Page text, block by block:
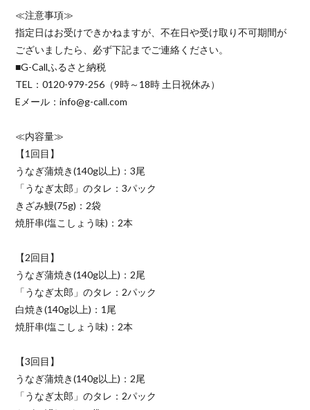
≪注意事項≫
指定日はお受けできかねますが、不在日や受け取り不可期間が
ございましたら、必ず下記までご連絡ください。
■G-Callふるさと納税
TEL：0120-979-256（9時～18時 土日祝休み）
Eメール：info@g-call.com
≪内容量≫
【1回目】
うなぎ蒲焼き(140g以上)：3尾
「うなぎ太郎」のタレ：3パック
きざみ鰻(75g)：2袋
焼肝串(塩こしょう味)：2本
【2回目】
うなぎ蒲焼き(140g以上)：2尾
「うなぎ太郎」のタレ：2パック
白焼き(140g以上)：1尾
焼肝串(塩こしょう味)：2本
【3回目】
うなぎ蒲焼き(140g以上)：2尾
「うなぎ太郎」のタレ：2パック